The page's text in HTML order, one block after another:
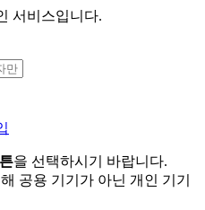
서비스입니다.
을 선택하시기 바랍니다.
공용 기기가 아닌 개인 기기